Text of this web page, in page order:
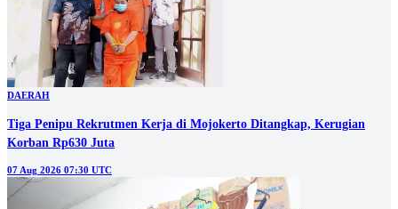
DAERAH
Tiga Penipu Rekrutmen Kerja di Mojokerto Ditangkap, Kerugian
Korban Rp630 Juta
07 Aug 2026 07:30 UTC